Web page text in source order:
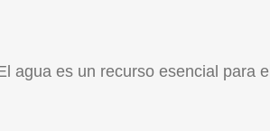
agua es un recurso esencial para el